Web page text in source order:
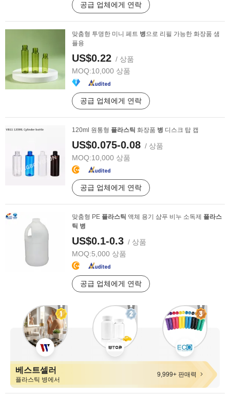
공급 업체에게 연락
맞춤형 투명한 미니 페트 병으로 리필 가능한 화장품 샘
플용
US$0.22 / 상품
MOQ:10,000 상품
공급 업체에게 연락
120ml 원통형 플라스틱 화장품 병 디스크 탑 캡
US$0.075-0.08 / 상품
MOQ:10,000 상품
공급 업체에게 연락
맞춤형 PE 플라스틱 액체 용기 샴푸 비누 소독제 플라스
틱 병
US$0.1-0.3 / 상품
MOQ:5,000 상품
공급 업체에게 연락
베스트셀러
플라스틱 병에서
9,999+ 판매력